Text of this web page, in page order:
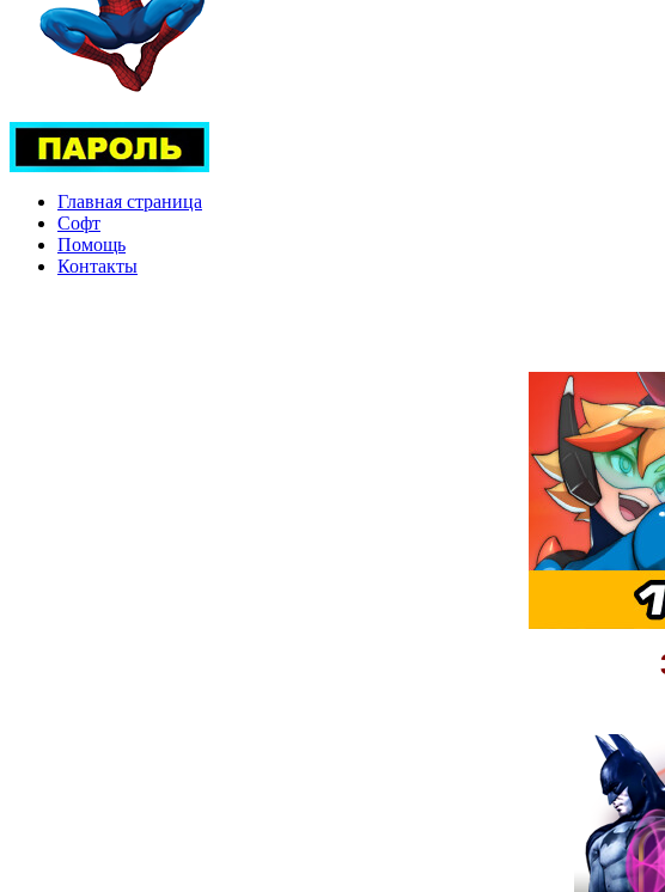
Главная страница
Софт
Помощь
Контакты